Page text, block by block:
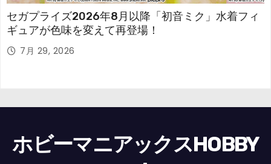
セガプライズ2026年8月以降「初音ミク」水着フィ
ギュアが色味を変えて再登場！
7月 29, 2026
ホビーマニアックスHOBBY